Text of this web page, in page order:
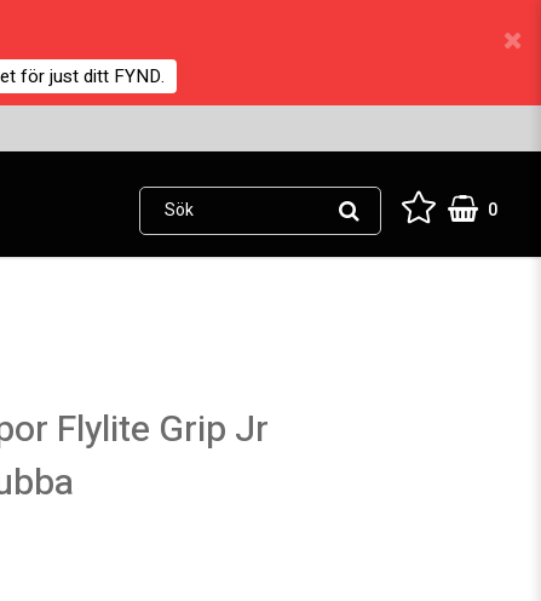
för just ditt FYND.
0
Flylite Grip Jr